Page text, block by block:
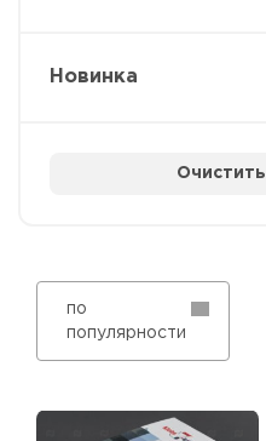
Новинка
Очистить
по
популярности